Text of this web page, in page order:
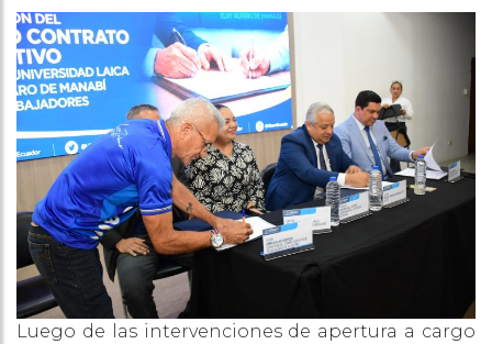
Luego de las intervenciones de apertura a cargo